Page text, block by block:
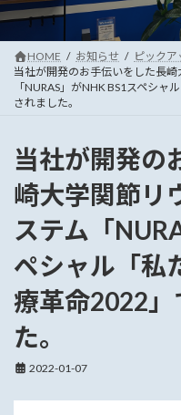
プ
動
HOME お知らせ
ピックア
当社が開発のお手伝いをした長
「NURAS」がNHK BS1スペシ
されました。
当社が開発の
崎大学関節リ
ステム「
ペシャル「私
療革命2022
た。
2022-01-07